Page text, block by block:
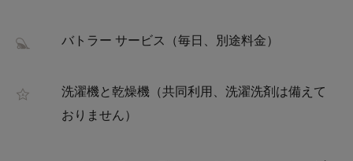
バトラー サービス（毎日、別途料金）
洗濯機と乾燥機（共同利用、洗濯洗剤は備えて
おりません）